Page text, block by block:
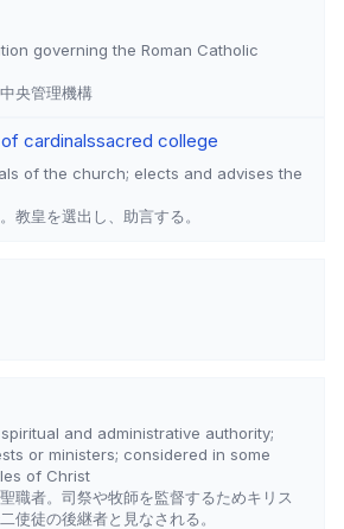
governing the Roman Catholic
央管理機構
cardinalssacred college
of the church; elects and advises the
教皇を選出し、助言する。
and administrative authority;
or ministers; considered in some
of Christ
職者。司祭や牧師を監督するためキリス
使徒の後継者と見なされる。